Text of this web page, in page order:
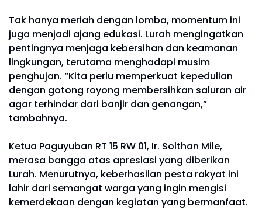
Tak hanya meriah dengan lomba, momentum ini
juga menjadi ajang edukasi. Lurah mengingatkan
pentingnya menjaga kebersihan dan keamanan
lingkungan, terutama menghadapi musim
penghujan. “Kita perlu memperkuat kepedulian
dengan gotong royong membersihkan saluran air
agar terhindar dari banjir dan genangan,”
tambahnya.
Ketua Paguyuban RT 15 RW 01, Ir. Solthan Mile,
merasa bangga atas apresiasi yang diberikan
Lurah. Menurutnya, keberhasilan pesta rakyat ini
lahir dari semangat warga yang ingin mengisi
kemerdekaan dengan kegiatan yang bermanfaat.